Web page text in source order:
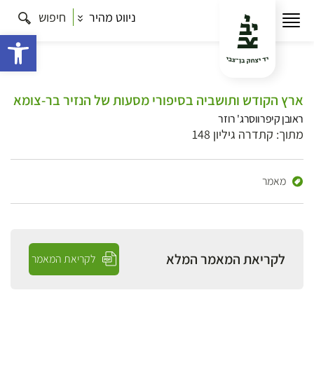
ניווט מהיר חיפוש
ארץ הקודש ותושביה בסיפורי מסעות של הנזיר בר-צומא
ראובן קיפרווסרג' רוזר
מתוך: קתדרה גיליון 148
מאמר
לקריאת המאמר המלא לקריאת המאמר